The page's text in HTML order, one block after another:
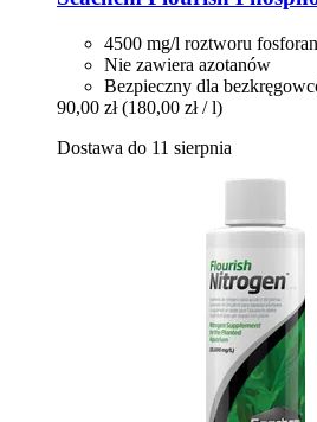
4500 mg/l roztworu
Nie zawiera azotanów
Bezpieczny dla
90,00 zł (180,00 zł / l)
Dostawa do 11 sierpnia